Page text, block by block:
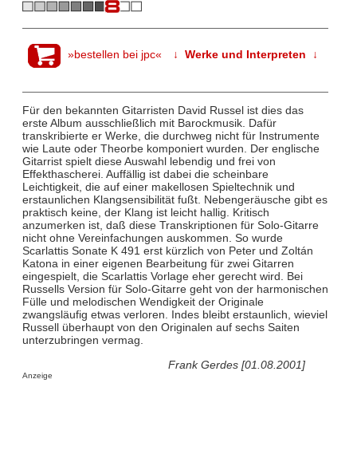
»bestellen bei jpc« ↓ Werke und Interpreten ↓
Für den bekannten Gitarristen David Russel ist dies das
erste Album ausschließlich mit Barockmusik. Dafür
transkribierte er Werke, die durchweg nicht für Instrumente
wie Laute oder Theorbe komponiert wurden. Der englische
Gitarrist spielt diese Auswahl lebendig und frei von
Effekthascherei. Auffällig ist dabei die scheinbare
Leichtigkeit, die auf einer makellosen Spieltechnik und
erstaunlichen Klangsensibilität fußt. Nebengeräusche gibt es
praktisch keine, der Klang ist leicht hallig. Kritisch
anzumerken ist, daß diese Transkriptionen für Solo-Gitarre
nicht ohne Vereinfachungen auskommen. So wurde
Scarlattis Sonate K 491 erst kürzlich von Peter und Zoltán
Katona in einer eigenen Bearbeitung für zwei Gitarren
eingespielt, die Scarlattis Vorlage eher gerecht wird. Bei
Russells Version für Solo-Gitarre geht von der harmonischen
Fülle und melodischen Wendigkeit der Originale
zwangsläufig etwas verloren. Indes bleibt erstaunlich, wieviel
Russell überhaupt von den Originalen auf sechs Saiten
unterzubringen vermag.
Frank Gerdes [01.08.2001]
Anzeige